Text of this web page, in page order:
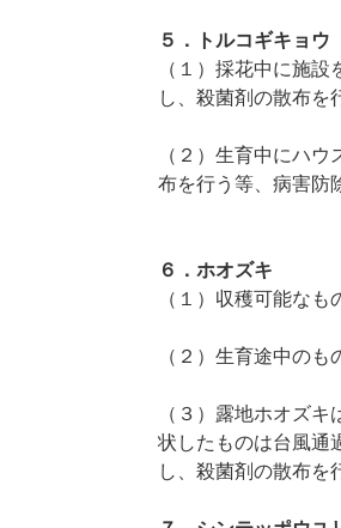
５．トルコギキョウ
（１）採花中に施
し、殺菌剤の散布を
（２）生育中にハ
布を行う等、病害防
６．ホオズキ
（１）収穫可能な
（２）生育途中の
（３）露地ホオズ
状したものは台風通
し、殺菌剤の散布を